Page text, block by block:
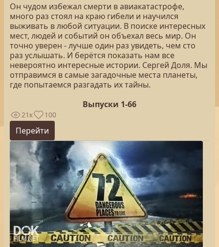
Он чудом избежал смерти в авиакатастрофе,
много раз стоял на краю гибели и научился
выживать в любой ситуации. В поиске интересных
мест, людей и событий он объехал весь мир. Он
точно уверен - лучше один раз увидеть, чем сто
раз услышать. И берётся показать нам все
невероятно интересные истории. Сергей Доля. Мы
отправимся в самые загадочные места планеты,
где попытаемся разгадать их тайны.
Выпуски 1-66
21к 100
Перейти